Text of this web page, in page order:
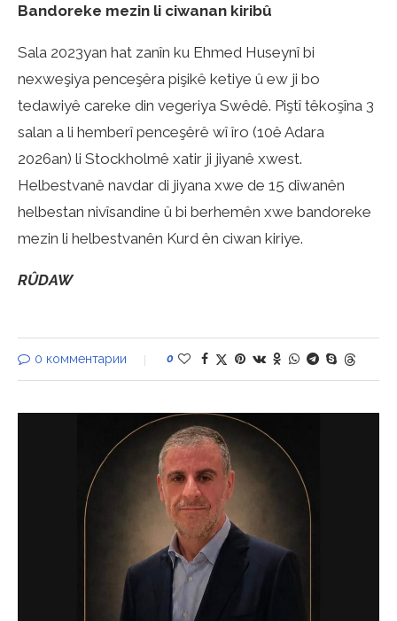
Bandoreke mezin li ciwanan kiribû
Sala 2023yan hat zanîn ku Ehmed Huseynî bi
nexweşiya penceşêra pişikê ketiye û ew ji bo
tedawiyê careke din vegeriya Swêdê. Piştî têkoşîna 3
salan a li hemberî penceşêrê wî îro (10ê Adara
2026an) li Stockholmê xatir ji jiyanê xwest.
Helbestvanê navdar di jiyana xwe de 15 dîwanên
helbestan nivîsandine û bi berhemên xwe bandoreke
mezin li helbestvanên Kurd ên ciwan kiriye.
RÛDAW
0 комментарии 0